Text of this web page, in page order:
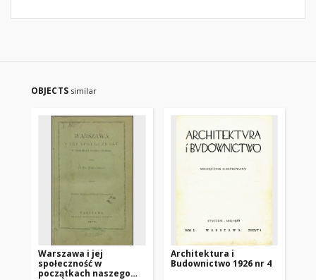
OBJECTS similar
Warszawa i jej
społeczność w
początkach naszego
Architektura i
Budownictwo 1926 nr 4